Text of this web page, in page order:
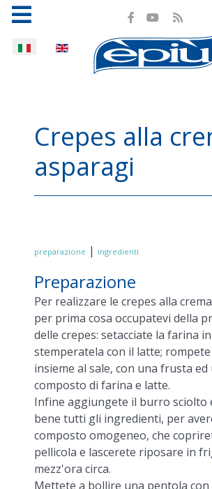
Seleziona la tua lingua
Crepes alla
asparagi
preparazione | ingredienti
Preparazione
Per realizzare le crepes alla
per prima cosa occupatevi della
delle crepes: setacciate la farina
stemperatela con il latte;
insieme al sale, con una frusta ed
composto di farina e latte.
Infine aggiungete il burro sciolto
bene tutti gli ingredienti, per
composto omogeneo, che
pellicola e lascerete riposare in
mezz'ora circa.
Mettete a bollire una pentola con